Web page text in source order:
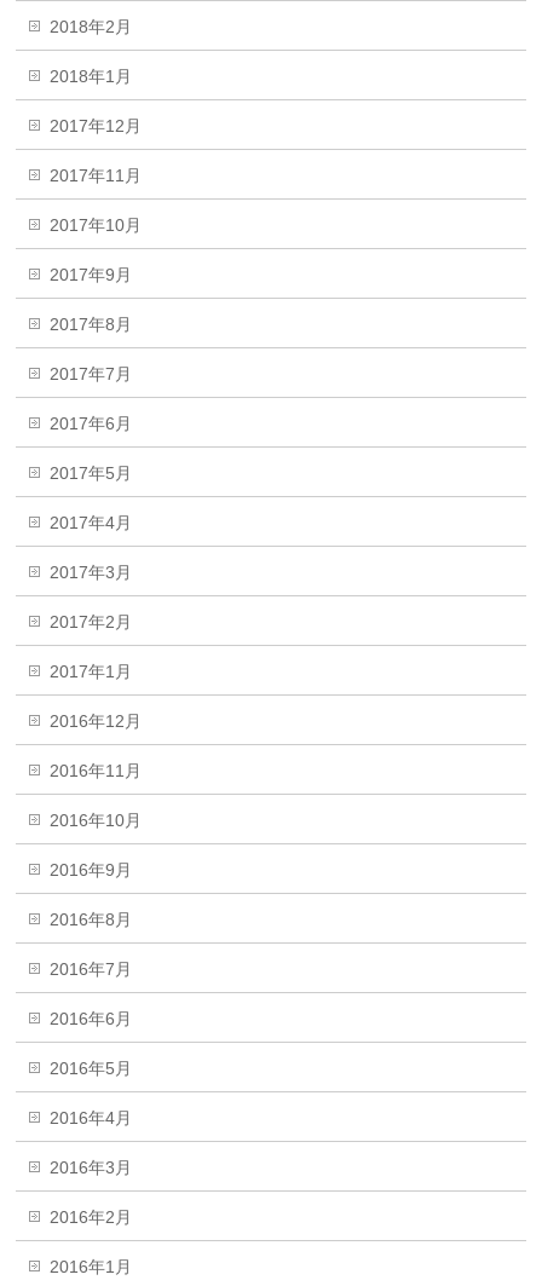
2018年2月
2018年1月
2017年12月
2017年11月
2017年10月
2017年9月
2017年8月
2017年7月
2017年6月
2017年5月
2017年4月
2017年3月
2017年2月
2017年1月
2016年12月
2016年11月
2016年10月
2016年9月
2016年8月
2016年7月
2016年6月
2016年5月
2016年4月
2016年3月
2016年2月
2016年1月